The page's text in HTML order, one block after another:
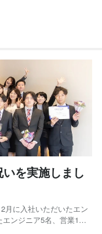
を実施しまし
月に入社いただいたエン
ンジニア5名、営業1名